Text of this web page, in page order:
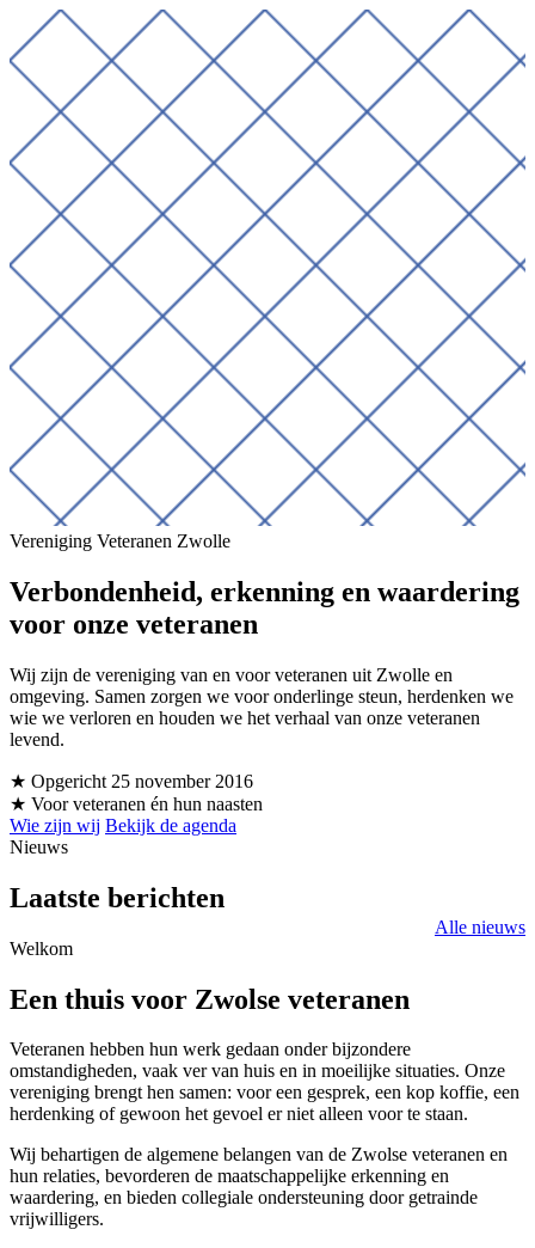
Vereniging Veteranen Zwolle
Verbondenheid, erkenning en waardering
voor onze veteranen
Wij zijn de vereniging van en voor veteranen uit Zwolle en
omgeving. Samen zorgen we voor onderlinge steun, herdenken we
wie we verloren en houden we het verhaal van onze veteranen
levend.
★ Opgericht 25 november 2016
★ Voor veteranen én hun naasten
Wie zijn wij Bekijk de agenda
Nieuws
Laatste berichten
Alle nieuws
Welkom
Een thuis voor Zwolse veteranen
Veteranen hebben hun werk gedaan onder bijzondere
omstandigheden, vaak ver van huis en in moeilijke situaties. Onze
vereniging brengt hen samen: voor een gesprek, een kop koffie, een
herdenking of gewoon het gevoel er niet alleen voor te staan.
Wij behartigen de algemene belangen van de Zwolse veteranen en
hun relaties, bevorderen de maatschappelijke erkenning en
waardering, en bieden collegiale ondersteuning door getrainde
vrijwilligers.